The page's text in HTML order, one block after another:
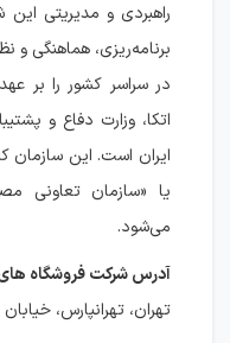
راهبردی و مدیریتی
برنامه‌ریزی، هماهنگی و
در سراسر کشور را بر
اتکا، وزارت دفاع و
ایران است. این سازمان
یا «سازمان تعاونی
می‌شود.
آدرس شرکت فروشگاه های
تهران، تهرانپارس،